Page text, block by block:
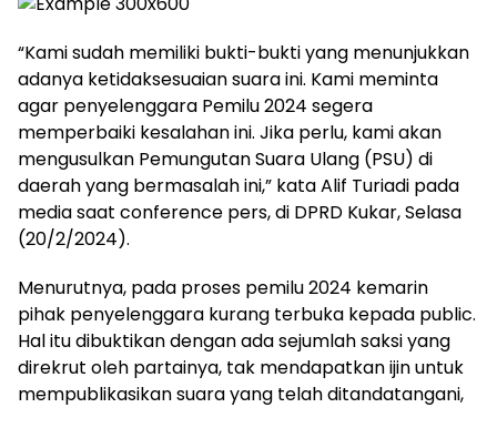
“Kami sudah memiliki bukti-bukti yang menunjukkan
adanya ketidaksesuaian suara ini. Kami meminta
agar penyelenggara Pemilu 2024 segera
memperbaiki kesalahan ini. Jika perlu, kami akan
mengusulkan Pemungutan Suara Ulang (PSU) di
daerah yang bermasalah ini,” kata Alif Turiadi pada
media saat conference pers, di DPRD Kukar, Selasa
(20/2/2024).
Menurutnya, pada proses pemilu 2024 kemarin
pihak penyelenggara kurang terbuka kepada public.
Hal itu dibuktikan dengan ada sejumlah saksi yang
direkrut oleh partainya, tak mendapatkan ijin untuk
mempublikasikan suara yang telah ditandatangani,